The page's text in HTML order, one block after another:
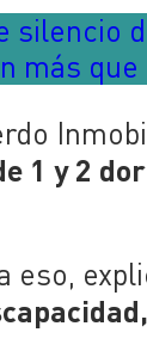
silencio
más que
1 y 2
eso,